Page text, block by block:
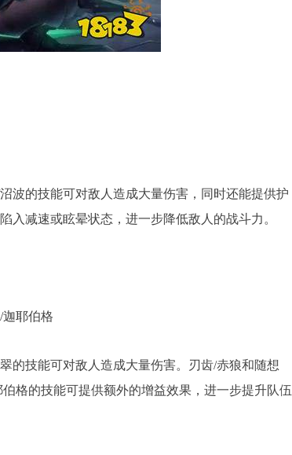
波的技能可对敌人造成大量伤害，同时还能提供护
入减速或眩晕状态，进一步降低敌人的战斗力。
耶伯格
的技能可对敌人造成大量伤害。刃齿/赤狼和随想
格的技能可提供额外的增益效果，进一步提升队伍